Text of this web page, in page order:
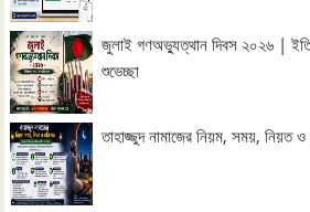
জুলাই গণঅভ্যুত্থান দিবস ২০২৬ |
শুভেচ্ছা
তাহাজ্জুদ নামাজের নিয়ম, সময়,